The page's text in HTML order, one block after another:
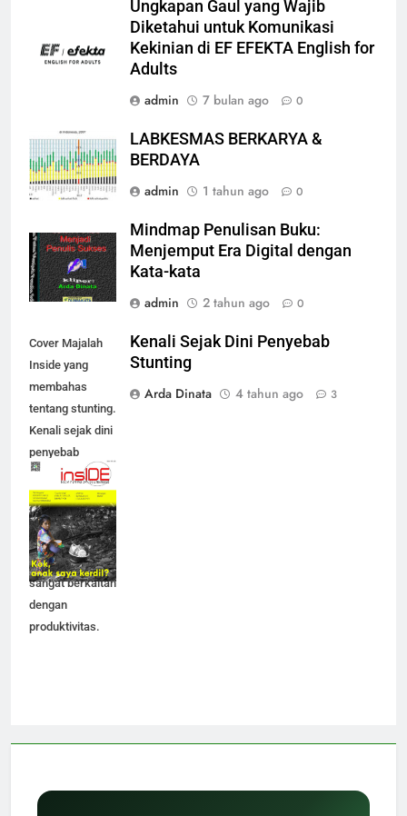
Ungkapan Gaul yang Wajib
Diketahui untuk Komunikasi
Kekinian di EF EFEKTA English for
Adults
admin
7 bulan ago 0
LABKESMAS BERKARYA &
BERDAYA
admin
1 tahun ago 0
Mindmap Penulisan Buku:
Menjemput Era Digital dengan
Kata-kata
admin
2 tahun ago 0
Cover Majalah
Inside yang
membahas
tentang stunting.
Kenali sejak dini
penyebab
stunting, sebab
pertumbuhan
anak menjadi
penting. Kondisi
tinggi badan ini
sangat berkaitan
dengan
produktivitas.
Kenali Sejak Dini Penyebab
Stunting
Arda Dinata
4 tahun ago 3